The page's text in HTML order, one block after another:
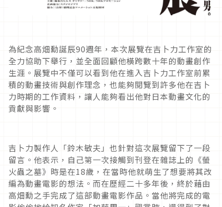
為紀念高畑勳誕辰90週年，本次展覽在吉卜力工作室的
全力協助下舉行，並全面回顧他橫跨數十年的動畫創作
生涯。展覽中不僅可以看到他在進入吉卜力工作室前累
積的動畫技術與創作理念，也能夠閱覽到許多他在吉卜
力時期的工作資料，讓人能夠看出他對日本動畫文化的
貢獻與影響。
吉卜力製作人「鈴木敏夫」也針對這次展覽留下了一段
留言。他表示，自己第一次接觸到刊登在雜誌上的《螢
火蟲之墓》時是在18歲，在當時他就萌生了想要將其改
編為動畫電影的想法。而在歷經二十多年後，終於藉由
高畑勳之手完成了這部動畫電影作品。當他將完成的電